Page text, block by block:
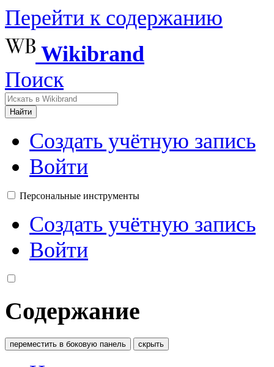
Перейти к содержанию
Wikibrand
Поиск
Найти
Создать учётную запись
Войти
Персональные инструменты
Создать учётную запись
Войти
Содержание
переместить в боковую панель скрыть